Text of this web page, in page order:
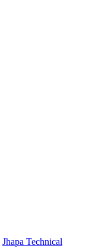
Jhapa Technical